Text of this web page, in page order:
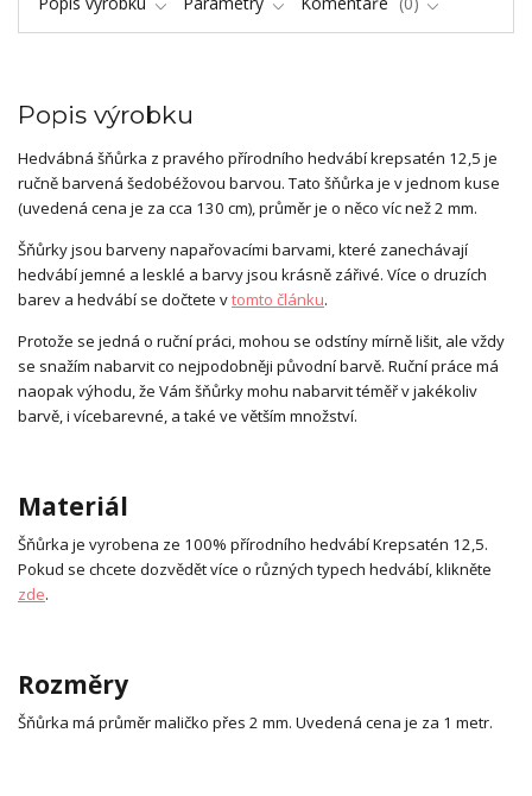
Popis výrobku
Hedvábná šňůrka z pravého přírodního hedvábí krepsatén 12,5 je
ručně barvená šedobéžovou barvou. Tato šňůrka je v jednom kuse
(uvedená cena je za cca 130 cm), průměr je o něco víc než 2 mm.
Šňůrky jsou barveny napařovacími barvami, které zanechávají
hedvábí jemné a lesklé a barvy jsou krásně zářivé. Více o druzích
barev a hedvábí se dočtete vtomto článku.
Protože se jedná o ruční práci, mohou se odstíny mírně lišit, ale vždy
se snažím nabarvit co nejpodobněji původní barvě. Ruční práce má
naopak výhodu, že Vám šňůrky mohu nabarvit téměř v jakékoliv
barvě, i vícebarevné, a také ve větším množství.
Materiál
Šňůrka je vyrobena ze 100% přírodního hedvábí Krepsatén 12,5.
Pokud se chcete dozvědět více o různých typech hedvábí, klikněte
zde.
Rozměry
Šňůrka má průměr maličko přes 2 mm. Uvedená cena je za 1 metr.